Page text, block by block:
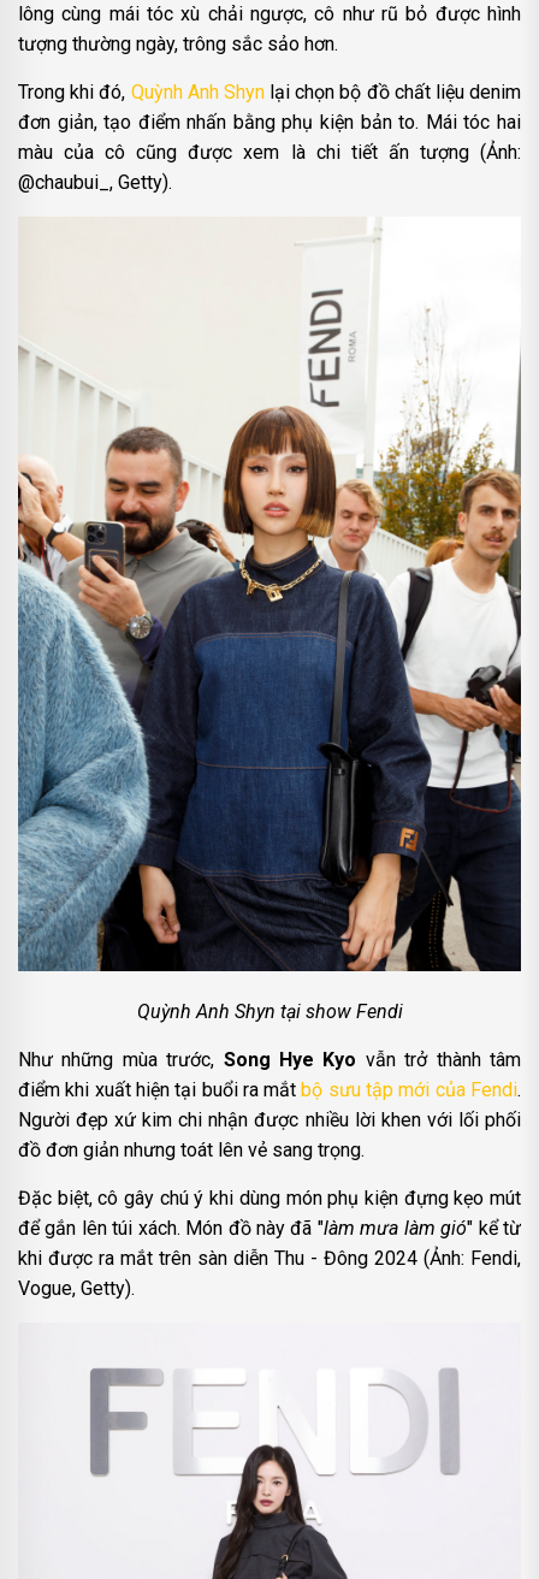
lông cùng mái tóc xù chải ngược, cô như rũ bỏ được hình
tượng thường ngày, trông sắc sảo hơn.
Trong khi đó, Quỳnh Anh Shynlại chọn bộ đồ chất liệu denim
đơn giản, tạo điểm nhấn bằng phụ kiện bản to. Mái tóc hai
màu của cô cũng được xem là chi tiết ấn tượng (Ảnh:
@chaubui_, Getty).
Quỳnh Anh Shyn tại show Fendi
Như những mùa trước, Song Hye Kyo vẫn trở thành tâm
điểm khi xuất hiện tại buổi ra mắtbộ sưu tập mới của Fendi.
Người đẹp xứ kim chi nhận được nhiều lời khen với lối phối
đồ đơn giản nhưng toát lên vẻ sang trọng.
Đặc biệt, cô gây chú ý khi dùng món phụ kiện đựng kẹo mút
để gắn lên túi xách. Món đồ này đã "làm mưa làm gió" kể từ
khi được ra mắt trên sàn diễn Thu - Đông 2024 (Ảnh: Fendi,
Vogue, Getty).